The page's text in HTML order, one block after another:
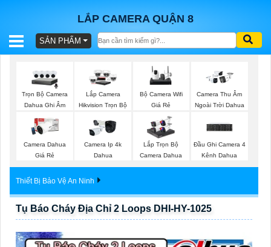
LẮP CAMERA QUẬN 8
BÁO
TRỌN
GÓI
VẤN
SẢN PHẨM
Trọn Bộ Camera
Dahua Ghi Âm
Lắp Camera
Hikvision Trọn Bộ
Bộ Camera Wifi
Giá Rẻ
Camera Thu Âm
Ngoài Trời Dahua
Camera Dahua
Giá Rẻ
Camera Ip 4k
Dahua
Lắp Trọn Bộ
Camera Dahua
Đầu Ghi Camera 4
Kênh Dahua
Thiết Bị Bảo Vệ An Ninh
Tụ Báo Cháy Địa Chỉ 2 Loops DHI-HY-1025